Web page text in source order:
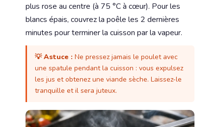
plus rose au centre (à 75 °C à cœur). Pour les
blancs épais, couvrez la poêle les 2 dernières
minutes pour terminer la cuisson par la vapeur.
💡 Astuce : Ne pressez jamais le poulet avec
une spatule pendant la cuisson : vous expulsez
les jus et obtenez une viande sèche. Laissez-le
tranquille et il sera juteux.